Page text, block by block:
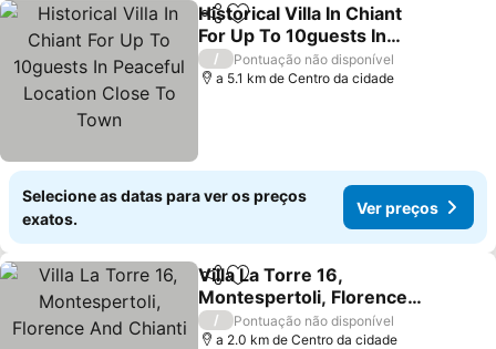
PartilharAdicionar aos favoritos
Historical Villa In Chiant
For Up To 10guests In
Peaceful Location Close
To Town
/
Pontuação não disponível
a 5.1 km de Centro da cidade
Selecione as datas para ver os preços
exatos.
Ver preços
PartilharAdicionar aos favoritos
Villa La Torre 16,
Montespertoli, Florence
And Chianti
/
Pontuação não disponível
a 2.0 km de Centro da cidade